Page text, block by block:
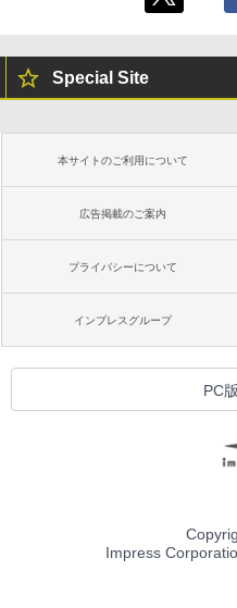
Special Site
本サイトのご利用について
広告掲載のご案内
プライバシーについて
インプレスグループ
PC
Impress